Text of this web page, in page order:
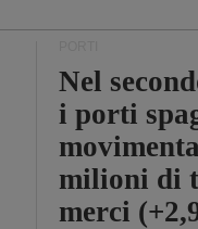
Nel
i porti
milioni di
merci